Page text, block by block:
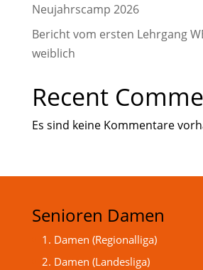
Neujahrscamp 2026
Bericht vom ersten Lehrgang
weiblich
Recent
Es sind keine Kommentare
Senioren Damen
1. Damen (Regionalliga)
2. Damen (Landesliga)